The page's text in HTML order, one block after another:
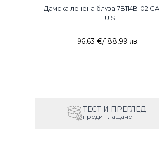
Дамска ленена блуза 7B114B-02
LUIS
96,63 €/188,99 лв.
ТЕСТ И ПРЕГЛЕД
преди плащане